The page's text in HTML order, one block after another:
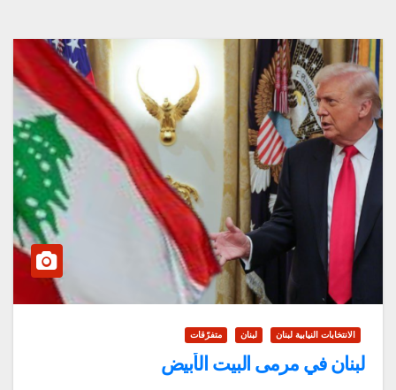
الانتخابات النيابية لبنان لبنان متفرّقات
لبنان في مرمى البيت الأبيض